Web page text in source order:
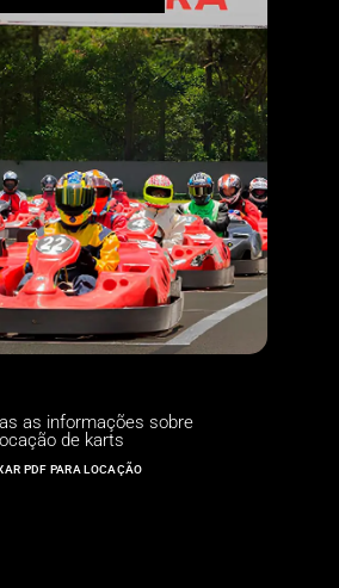
as informações sobre
locação de karts
PDF PARA LOCAÇÃO